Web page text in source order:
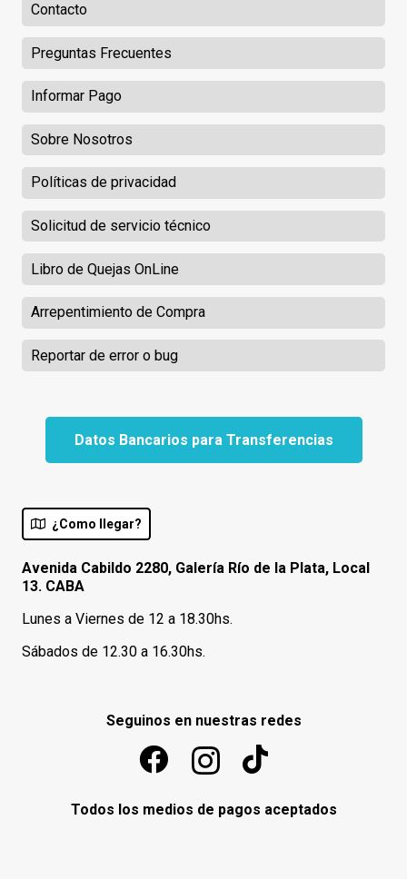
Contacto
Preguntas Frecuentes
Informar Pago
Sobre Nosotros
Políticas de privacidad
Solicitud de servicio técnico
Libro de Quejas OnLine
Arrepentimiento de Compra
Reportar de error o bug
Datos Bancarios para Transferencias
¿Como llegar?
Avenida Cabildo 2280, Galería Río de la Plata, Local
13. CABA
Lunes a Viernes de 12 a 18.30hs.
Sábados de 12.30 a 16.30hs.
Seguinos en nuestras redes
Todos los medios de pagos aceptados